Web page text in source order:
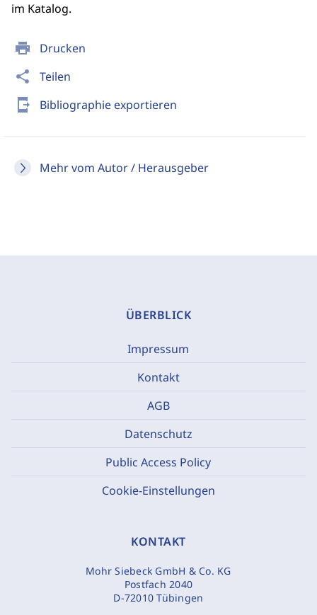
print Drucken
share Teilen
send_to_mobile Bibliographie exportieren
Mehr vom Autor / Herausgeber
im Katalog.
ÜBERBLICK
Impressum
Kontakt
AGB
Datenschutz
Public Access Policy
Cookie-Einstellungen
KONTAKT
Mohr Siebeck GmbH & Co. KG
Postfach 2040
D-72010 Tübingen